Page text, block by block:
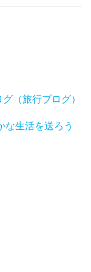
（旅行ブログ）
な生活を送ろう